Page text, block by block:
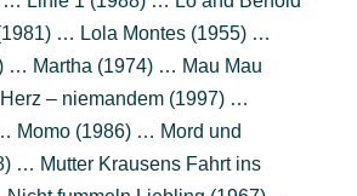
… Lola Montes (1955) …
… Martha (1974) … Mau Mau
– niemandem (1997) …
Momo (1986) … Mord und
… Mutter Krausens Fahrt ins